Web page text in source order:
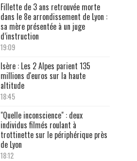
Fillette de 3 ans retrouvée morte
dans le 8e arrondissement de Lyon :
sa mère présentée à un juge
d’instruction
19:09
Isère : Les 2 Alpes parient 135
millions d'euros sur la haute
altitude
18:45
"Quelle inconscience" : deux
individus filmés roulant à
trottinette sur le périphérique près
de Lyon
18:12